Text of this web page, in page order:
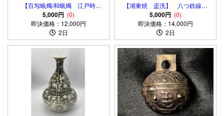
【百匁蝋燭/和蝋燭 江戸時
代】 蔵出初 骨董
5,000円 (0)
即決価格：12,000円
2日
【湖東焼 盃洗】 八つ鉄線染
付 江戸中期～後期 ベロ藍 呉
須
5,000円 (0)
即決価格：14,000円
2日